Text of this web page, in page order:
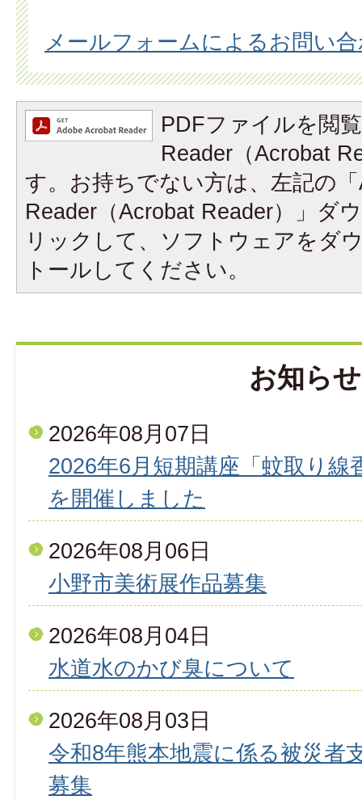
メールフォームによるお問い
PDFファイルを閲
Reader（Acrobat
す。お持ちでない方は、左記の
Reader（Acrobat Reader）」ダ
リックして、ソフトウェアをダ
トールしてください。
お知らせ
2026年08月07日
2026年6月短期講座「蚊取り
を開催しました
2026年08月06日
小野市美術展作品募集
2026年08月04日
水道水のかび臭について
2026年08月03日
令和8年熊本地震に係る被災者
募集